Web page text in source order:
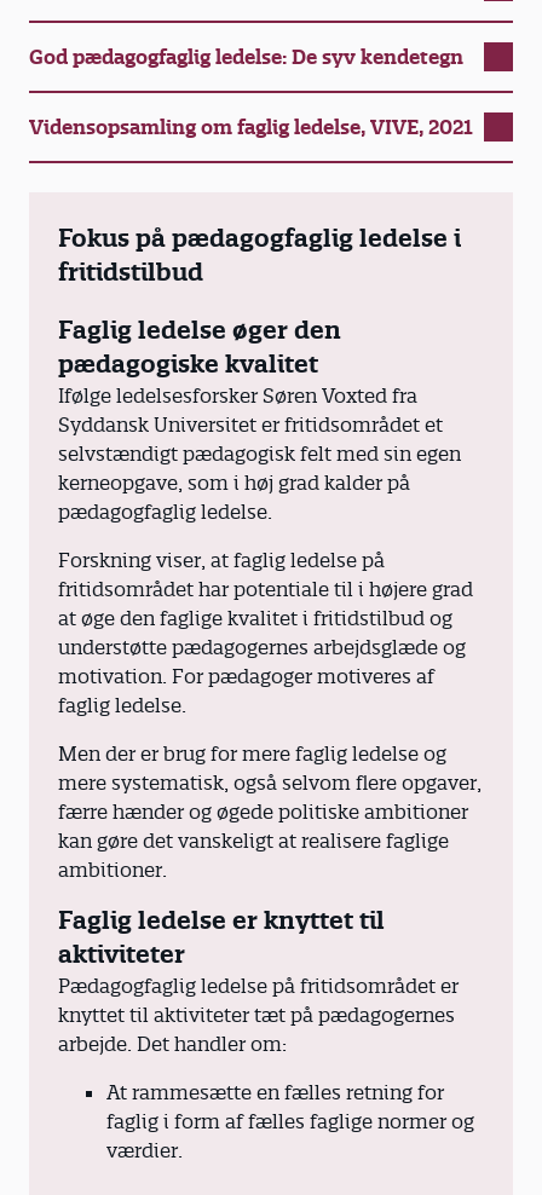
God pædagogfaglig ledelse: De syv kendetegn
Vidensopsamling om faglig ledelse, VIVE, 2021
Fokus på pædagogfaglig ledelse i
fritidstilbud
Faglig ledelse øger den
pædagogiske kvalitet
Ifølge ledelsesforsker Søren Voxted fra
Syddansk Universitet er fritidsområdet et
selvstændigt pædagogisk felt med sin egen
kerneopgave, som i høj grad kalder på
pædagogfaglig ledelse.
Forskning viser, at faglig ledelse på
fritidsområdet har potentiale til i højere grad
at øge den faglige kvalitet i fritidstilbud og
understøtte pædagogernes arbejdsglæde og
motivation. For pædagoger motiveres af
faglig ledelse.
Men der er brug for mere faglig ledelse og
mere systematisk, også selvom flere opgaver,
færre hænder og øgede politiske ambitioner
kan gøre det vanskeligt at realisere faglige
ambitioner.
Faglig ledelse er knyttet til
aktiviteter
Pædagogfaglig ledelse på fritidsområdet er
knyttet til aktiviteter tæt på pædagogernes
arbejde. Det handler om:
At rammesætte en fælles retning for
faglig i form af fælles faglige normer og
værdier.